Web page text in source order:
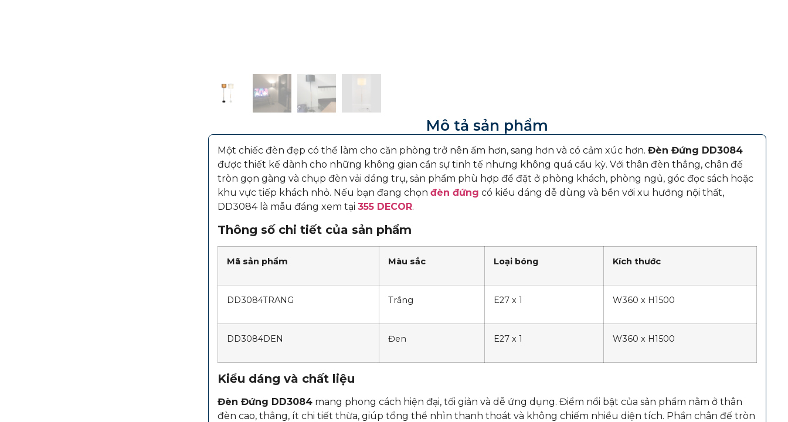
Mô tả sản phẩm
Một chiếc đèn đẹp có thể làm cho căn phòng trở nên ấm hơn, sang hơn và có cảm xúc hơn. Đèn Đứng DD3084
được thiết kế dành cho những không gian cần sự tinh tế nhưng không quá cầu kỳ. Với thân đèn thẳng, chân đế
tròn gọn gàng và chụp đèn vải dáng trụ, sản phẩm phù hợp để đặt ở phòng khách, phòng ngủ, góc đọc sách hoặc
khu vực tiếp khách nhỏ. Nếu bạn đang chọn đèn đứng có kiểu dáng dễ dùng và bền với xu hướng nội thất,
DD3084 là mẫu đáng xem tại 355 DECOR.
Thông số chi tiết của sản phẩm
Mã sản phẩm Màu sắc Loại bóng Kích thước
DD3084TRANG Trắng E27 x 1 W360 x H1500
DD3084DEN Đen E27 x 1 W360 x H1500
Kiểu dáng và chất liệu
Đèn Đứng DD3084mang phong cách hiện đại, tối giản và dễ ứng dụng. Điểm nổi bật của sản phẩm nằm ở thân
đèn cao, thẳng, ít chi tiết thừa, giúp tổng thể nhìn thanh thoát và không chiếm nhiều diện tích. Phần chân đế tròn